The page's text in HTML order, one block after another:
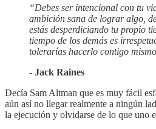
“Debes ser intencional con tu
ambición sana de lograr algo,
estás desperdiciando tu propio
tiempo de los demás es
tolerarías hacerlo contigo
- Jack Raines
Decía Sam Altman que es muy fácil
aún así no llegar realmente a ningún
la ejecución y olvidarse de lo que uno